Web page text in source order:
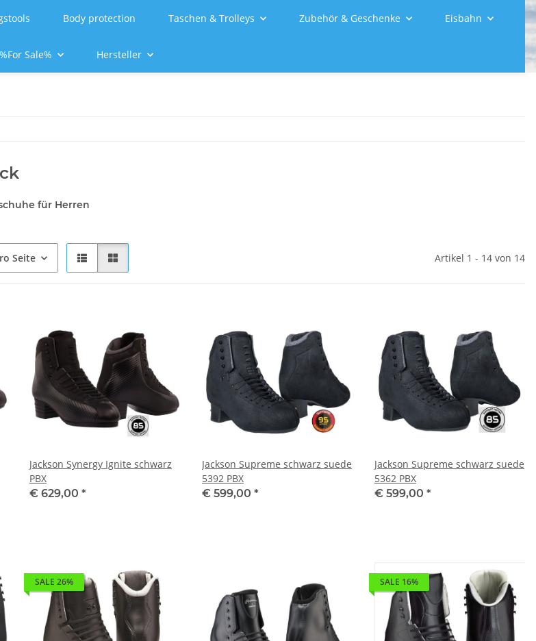
Body protection Taschen & Trolleys Zubehör & Geschenke Eisbahn
%For Sale% Hersteller
für Herren
Seite Artikel 1 - 14 von 14
Jackson Synergy Ignite schwarz
PBX
€ 629,00 *
Jackson Supreme schwarz suede
5392 PBX
€ 599,00 *
Jackson Supreme schwarz suede
5362 PBX
€ 599,00 *
SALE 26% SALE 16%